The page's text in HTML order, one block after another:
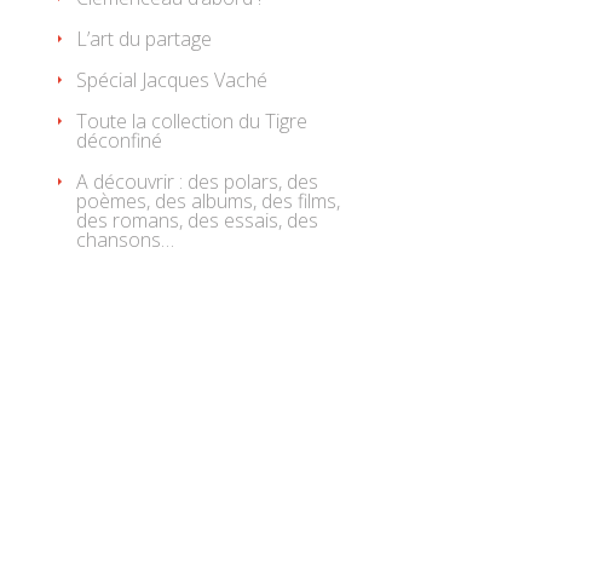
L’art du partage
Spécial Jacques Vaché
Toute la collection du Tigre
déconfiné
A découvrir : des polars, des
poèmes, des albums, des films,
des romans, des essais, des
chansons…